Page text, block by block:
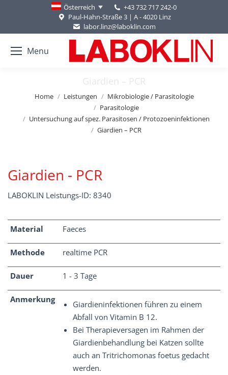
Österreich
+43 732 717 242-0
Paul-Hahn-Straße 3 | A - 4020 Linz
labor.linz@laboklin.com
Menu
Giardien – PCR
You are here:
Home Leistungen
Mikrobiologie / Parasitologie
Parasitologie
Untersuchung auf spez. Parasitosen / Protozoeninfektionen
Giardien – PCR
Giardien - PCR
LABOKLIN Leistungs-ID: 8340
Material Faeces
Methode realtime PCR
Dauer 1 - 3 Tage
Anmerkung
Giardieninfektionen führen zu einem
Abfall von Vitamin B 12.
Bei Therapieversagen im Rahmen der
Giardienbehandlung bei Katzen sollte
auch an Tritrichomonas foetus gedacht
werden.